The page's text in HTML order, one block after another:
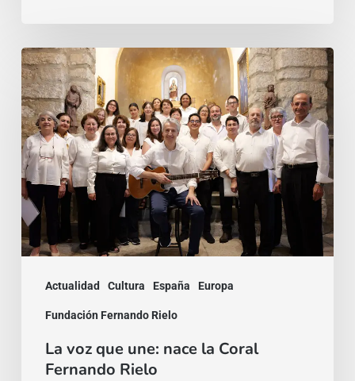
Actualidad Cultura España Europa
Fundación Fernando Rielo
La
voz
que
une:
nace
la
Coral
Fernando
La voz que une: nace la Coral
Fernando Rielo